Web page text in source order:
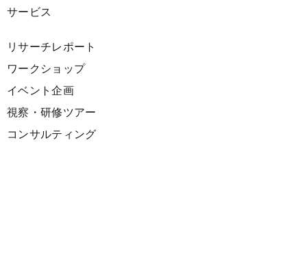
サービス
リサーチレポート
ワークショップ
イベント企画
視察・研修ツアー
コンサルティング